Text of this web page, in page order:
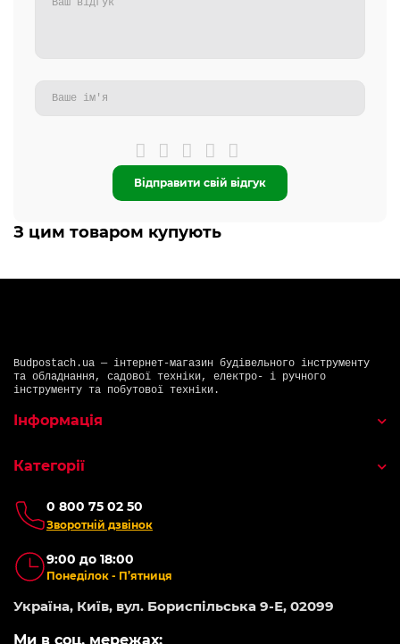
Відправити свій відгук
З цим товаром купують
Budpostach.ua — інтернет-магазин будівельного інструменту
та обладнання, садової техніки, електро- і ручного
інструменту та побутової техніки.
0 800 75 02 50
Зворотній дзвінок
9:00 до 18:00
Понеділок - П’ятниця
Україна, Київ, вул. Бориспільська 9-Е, 02099
Ми в соц. мережах:
Інформація
Категорії